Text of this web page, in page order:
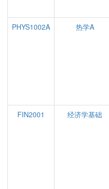
PHYS1002A
热学A
FIN2001
经济学基础